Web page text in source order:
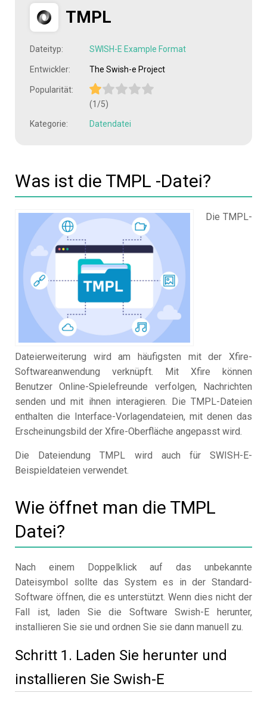
TMPL
Dateityp: SWISH-E Example Format
Entwickler: The Swish-e Project
Popularität:
(1/5)
Kategorie: Datendatei
Was ist die TMPL -Datei?
Die TMPL-
Dateierweiterung wird am häufigsten mit der Xfire-
Softwareanwendung verknüpft. Mit Xfire können
Benutzer Online-Spielefreunde verfolgen, Nachrichten
senden und mit ihnen interagieren. Die TMPL-Dateien
enthalten die Interface-Vorlagendateien, mit denen das
Erscheinungsbild der Xfire-Oberfläche angepasst wird.
Die Dateiendung TMPL wird auch für SWISH-E-
Beispieldateien verwendet.
Wie öffnet man die TMPL
Datei?
Nach einem Doppelklick auf das unbekannte
Dateisymbol sollte das System es in der Standard-
Software öffnen, die es unterstützt. Wenn dies nicht der
Fall ist, laden Sie die Software Swish-E herunter,
installieren Sie sie und ordnen Sie sie dann manuell zu.
Schritt 1. Laden Sie herunter und
installieren Sie Swish-E